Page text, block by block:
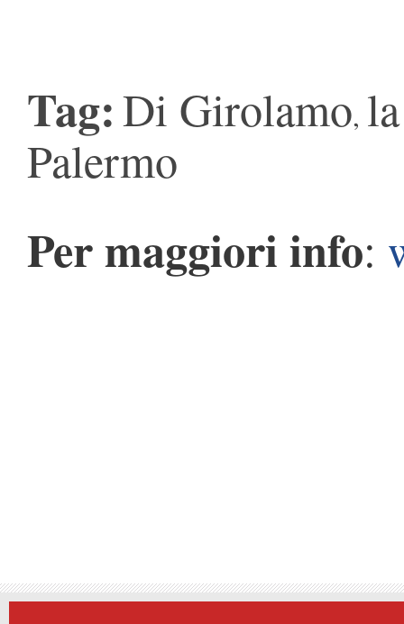
Tag:Di Girolamo,
Palermo
Per maggiori info: